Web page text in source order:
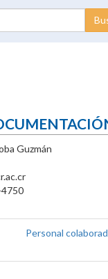
Guzmán
Personal